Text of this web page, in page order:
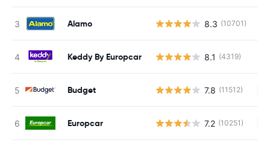
Alamo 8.3 (10701)
Keddy By Europcar 8.1 (4319)
Budget 7.8 (11512)
Europcar 7.2 (10251)